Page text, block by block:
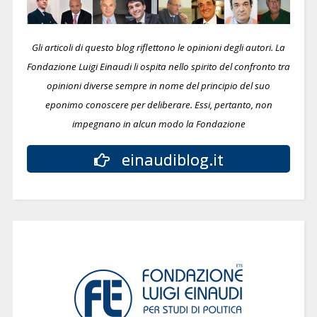
Gli articoli di questo blog riflettono le opinioni degli autori. La
Fondazione Luigi Einaudi li ospita nello spirito del confronto tra
opinioni diverse sempre in nome del principio del suo
eponimo conoscere per deliberare. Essi, pertanto, non
impegnano in alcun modo la Fondazione
einaudiblog.it